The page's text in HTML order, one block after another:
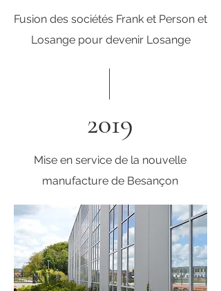
Fusion des sociétés Frank et Person et
Losange pour devenir Losange
2019
Mise en service de la nouvelle
manufacture de Besançon